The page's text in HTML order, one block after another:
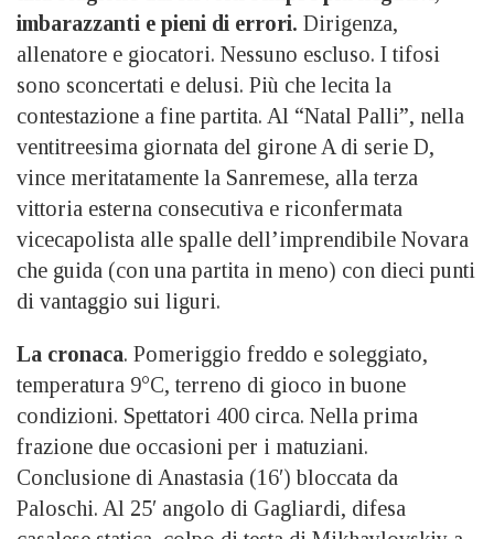
imbarazzanti e pieni di errori. Dirigenza,
allenatore e giocatori. Nessuno escluso. I tifosi
sono sconcertati e delusi. Più che lecita la
contestazione a fine partita. Al “Natal Palli”, nella
ventitreesima giornata del girone A di serie D,
vince meritatamente la Sanremese, alla terza
vittoria esterna consecutiva e riconfermata
vicecapolista alle spalle dell’imprendibile Novara
che guida (con una partita in meno) con dieci punti
di vantaggio sui liguri.
La cronaca. Pomeriggio freddo e soleggiato,
temperatura 9°C, terreno di gioco in buone
condizioni. Spettatori 400 circa. Nella prima
frazione due occasioni per i matuziani.
Conclusione di Anastasia (16′) bloccata da
Paloschi. Al 25′ angolo di Gagliardi, difesa